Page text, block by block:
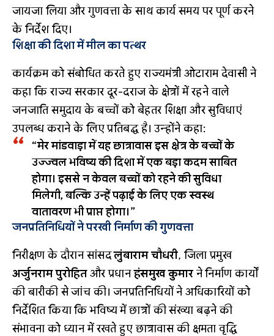
जायजा लिया और गुणवत्ता के साथ कार्य समय पर पूर्ण करने
के निर्देश दिए।
शिक्षा की दिशा में मील का पत्थर
कार्यक्रम को संबोधित करते हुए राज्यमंत्री ओटाराम देवासी ने
कहा कि राज्य सरकार दूर-दराज के क्षेत्रों में रहने वाले
जनजाति समुदाय के बच्चों को बेहतर शिक्षा और सुविधाएं
उपलब्ध कराने के लिए प्रतिबद्ध है। उन्होंने कहा:
“मेर मांडवाड़ा में यह छात्रावास इस क्षेत्र के बच्चों के
उज्ज्वल भविष्य की दिशा में एक बड़ा कदम साबित
होगा। इससे न केवल बच्चों को रहने की सुविधा
मिलेगी, बल्कि उन्हें पढ़ाई के लिए एक स्वस्थ
वातावरण भी प्राप्त होगा।”
जनप्रतिनिधियों ने परखी निर्माण की गुणवत्ता
निरीक्षण के दौरान सांसदलुंबाराम चौधरी, जिला प्रमुख
अर्जुनराम पुरोहितऔर प्रधानहंसमुख कुमार ने निर्माण कार्यों
की बारीकी से जांच की। जनप्रतिनिधियों ने अधिकारियों को
निर्देशित किया कि भविष्य में छात्रों की संख्या बढ़ने की
संभावना को ध्यान में रखते हुए छात्रावास की क्षमता वृद्धि